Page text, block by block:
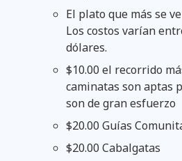
El plato que más se
Los costos varían
dólares.
$10.00 el recorrido
caminatas son aptas
son de gran esfuerzo
$20.00 Guías
$20.00 Cabalgatas